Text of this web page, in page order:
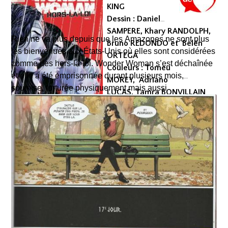
KING
Dessin : Daniel
SAMPERE, Khary RANDOLPH,
Bruno REDONDO et Belén
ORTEGA
Couleurs : Tomeu
MOREY, Adriano
LUCAS, Tamra BONVILLAIN
et Alex GUIMARÃES
Encrage : Daniel SAMPERE,
Caio FILIPE, Belén ORTEGA
et Khary RANDOLPH
Couverture : Daniel SAMPERE et Tomeu MOREY
Traduction : Thomas DAVIER
Dépot légal : mai 2025
Editeur : Urban Comics
Format comics cartonné
Rien ne va plus depuis que les Amazones ne sont plus
les bienvenues aux États-Unis où elles sont considérées
comme des hors-la-loi. Wonder Woman s’est déchaînée
et elle a été emprisonnée durant plusieurs mois,
soumise, torturée physiquement mais aussi
psychologiquement voire psychiquement et son amour
de toujours, Steve Trevor, a été assassiné.
Une fois libérée, elle s’est retirée pour rassembler ses
idées et se ressourcer, laissant à ses sœurs le soin
d’accomplir ce qu’elle aurait fait de toute manière :
réduire à néant la menace que représente le Souverain,
celui-là même qui s’est secrètement autoproclamé Roi
de l’Amérique. Mais vont-elles y parvenir et Wonder